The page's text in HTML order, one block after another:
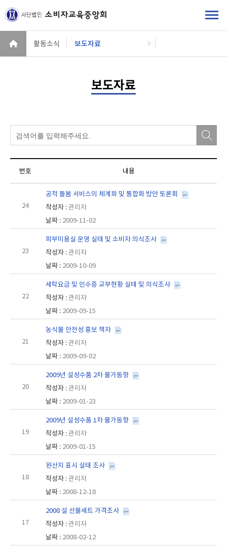
활동소식 보도자료
보도자료
번호
24
공적 돌봄 서비스의 체계화 및 통합화 방안 토론회
관리자
2009-11-02
23
피부미용실 운영 실태 및 소비자 의식조사
관리자
2009-10-09
22
세탁요금 및 인수증 교부현황 실태 및 의식조사
관리자
2009-09-15
21
농식물 안전성 홍보 책자
관리자
2009-09-02
20
2009년 설성수품 2차 물가동향
관리자
2009-01-23
19
2009년 설성수품 1차 물가동향
관리자
2009-01-15
18
원산지 표시 실태 조사
관리자
2008-12-18
17
2008 설 선물세트 가격조사
관리자
2008-02-12